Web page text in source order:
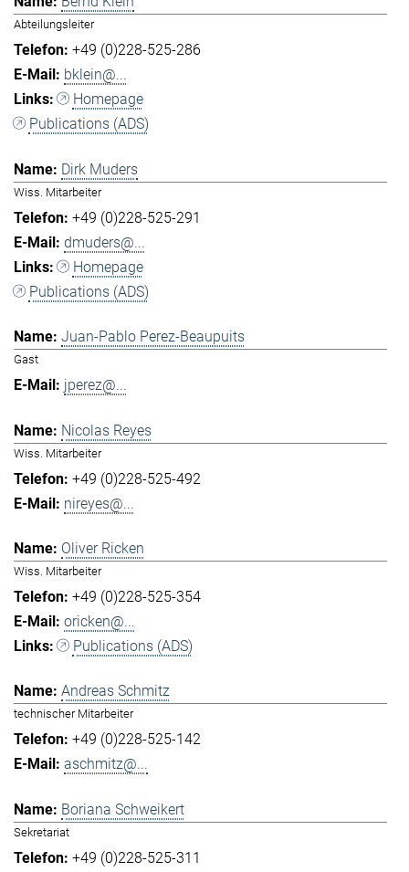
Abteilungsleiter
+49 (0)228-525-286
bklein@...
Homepage
Publications (ADS)
Dirk Muders
Wiss. Mitarbeiter
+49 (0)228-525-291
dmuders@...
Homepage
Publications (ADS)
Juan-Pablo Perez-Beaupuits
Gast
jperez@...
Nicolas Reyes
Wiss. Mitarbeiter
+49 (0)228-525-492
nireyes@...
Oliver Ricken
Wiss. Mitarbeiter
+49 (0)228-525-354
oricken@...
Publications (ADS)
Andreas Schmitz
technischer Mitarbeiter
+49 (0)228-525-142
aschmitz@...
Boriana Schweikert
Sekretariat
+49 (0)228-525-311